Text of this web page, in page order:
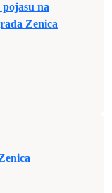
na
Zenica